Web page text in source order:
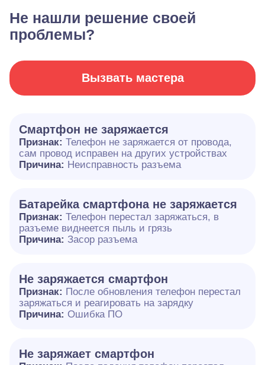
Не нашли решение своей
проблемы?
Вызвать мастера
Смартфон не заряжается
Признак: Телефон не заряжается от провода,
сам провод исправен на других устройствах
Причина: Неисправность разъема
Батарейка смартфона не заряжается
Признак: Телефон перестал заряжаться, в
разъеме виднеется пыль и грязь
Причина: Засор разъема
Не заряжается смартфон
Признак: После обновления телефон перестал
заряжаться и реагировать на зарядку
Причина: Ошибка ПО
Не заряжает смартфон